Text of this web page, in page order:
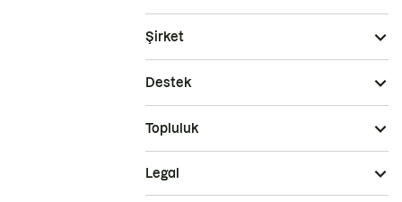
Şirket
Destek
Topluluk
Legal